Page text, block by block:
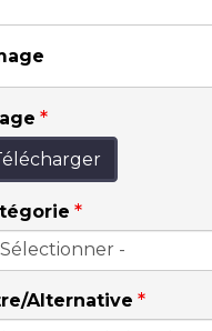
Alternative